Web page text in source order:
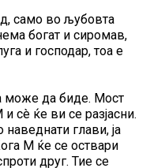
само во љубовта
богат и сиромав,
и господар, тоа е
може да биде. Мост
сè ќе ви се разјасни.
наведнати глави, ја
М ќе се оствари
друг. Тие се